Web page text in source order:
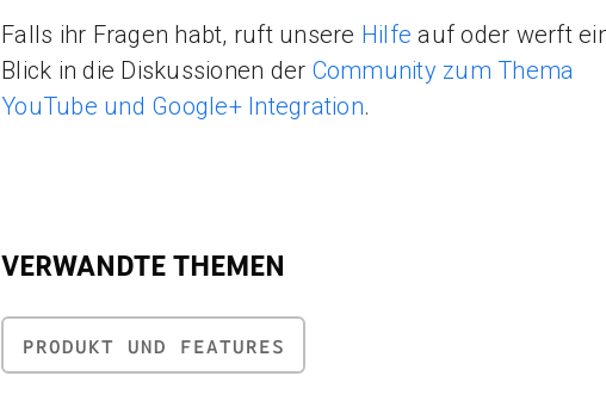
Falls ihr Fragen habt, ruft unsere Hilfe auf oder werft
Blick in die Diskussionen der Community zum Thema
YouTube und Google+ Integration.
VERWANDTE THEMEN
PRODUKT UND FEATURES